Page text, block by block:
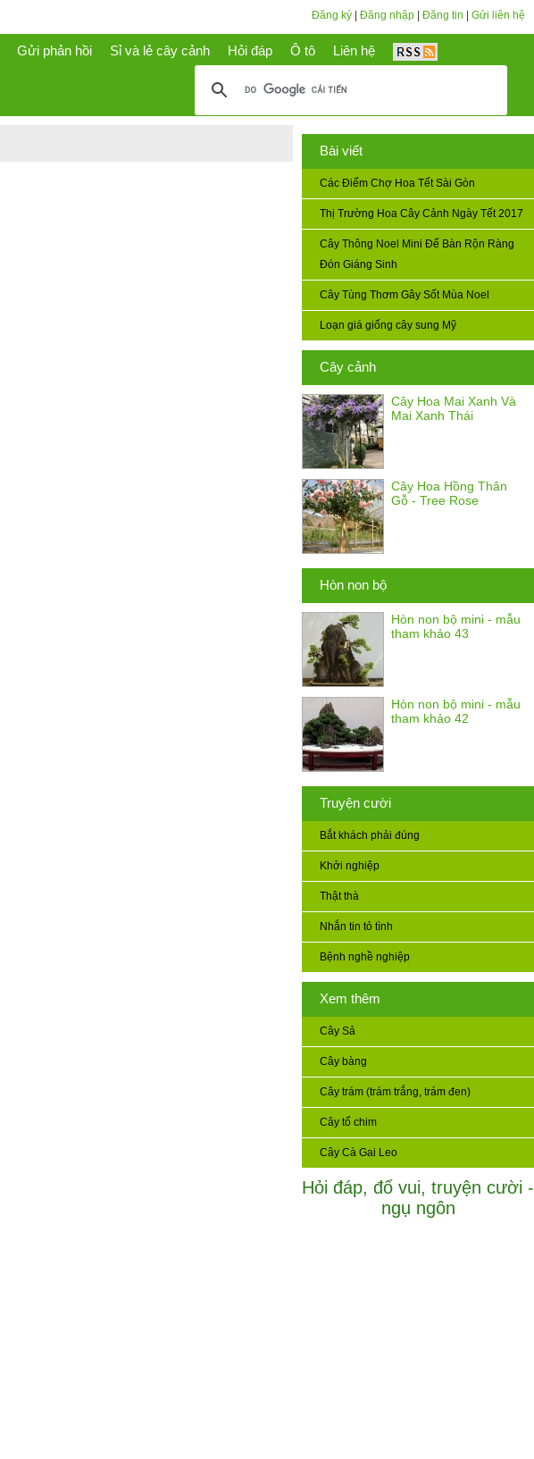
Đăng ký Đăng nhập Đăng tin Gửi liên hệ
Gửi phản hồi Sỉ và lẻ cây cảnh Hỏi đáp Ô tô Liên hệ
Bài viết
Các Điểm Chợ Hoa Tết Sài Gòn
Thị Trường Hoa Cây Cảnh Ngày Tết 2017
Cây Thông Noel Mini Để Bàn Rộn Ràng
Đón Giáng Sinh
Cây Tùng Thơm Gây Sốt Mùa Noel
Loạn giá giống cây sung Mỹ
Cây cảnh
Cây Hoa Mai Xanh Và
Mai Xanh Thái
Cây Hoa Hồng Thân
Gỗ - Tree Rose
Hòn non bộ
Hòn non bộ mini - mẫu
tham khảo 43
Hòn non bộ mini - mẫu
tham khảo 42
Truyện cười
Bắt khách phải đúng
Khởi nghiệp
Thật thà
Nhắn tin tỏ tình
Bệnh nghề nghiệp
Xem thêm
Cây Sả
Cây bàng
Cây trám (trám trắng, trám đen)
Cây tổ chim
Cây Cà Gai Leo
Hỏi đáp, đố vui, truyện cười -
ngụ ngôn